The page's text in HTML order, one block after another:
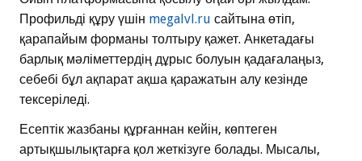
Профильді құру үшін megalvl.ru сайтына өтіп,
қарапайым форманы толтыру қажет. Анкетадағы
барлық мәліметтердің дұрыс болуын қадағалаңыз,
себебі бұл ақпарат ақша қаражатын алу кезінде
тексеріледі.
Есептік жазбаны құрғаннан кейін, көптеген
артықшылықтарға қол жеткізуге болады. Мысалы,